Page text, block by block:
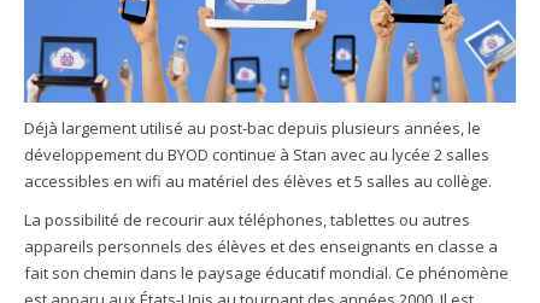
Déjà largement utilisé au post-bac depuis plusieurs années, le
développement du BYOD continue à Stan avec au lycée 2 salles
accessibles en wifi au matériel des élèves et 5 salles au collège.
La possibilité de recourir aux téléphones, tablettes ou autres
appareils personnels des élèves et des enseignants en classe a
fait son chemin dans le paysage éducatif mondial. Ce phénomène